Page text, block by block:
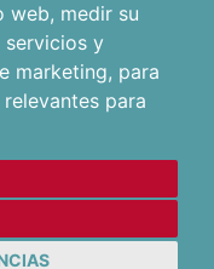
web, medir su
servicios y
marketing, para
para